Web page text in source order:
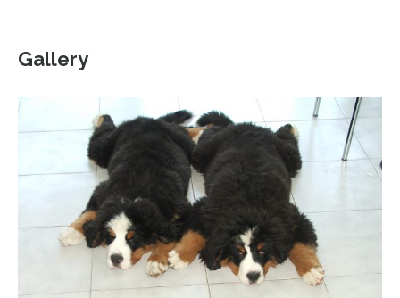
Gallery